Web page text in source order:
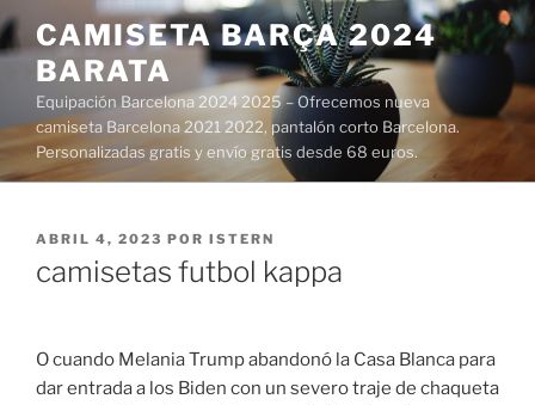
Saltar
al
contenido
CAMISETA BARÇA 2024
BARATA
Equipación Barcelona 2024 2025 – Ofrecemos nueva
camiseta Barcelona 2021 2022, pantalón corto Barcelona.
Personalizadas gratis y envío gratis desde 68 euros.
PUBLICADO
ABRIL 4, 2023 POR ISTERN
camisetas futbol kappa
O cuando Melania Trump abandonó la Casa Blanca para
dar entrada a los Biden con un severo traje de chaqueta